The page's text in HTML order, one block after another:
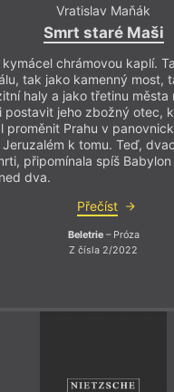
Vratislav Maňák
Smrt staré Maši
kymácel chrámovou kaplí.
tak jako kamenný most,
haly a jako třetinu města
postavit jeho zbožný otec,
proměnit Prahu v
k tomu. Teď,
připomínala spíš
dva.
Přečíst
Beletrie– Próza
Z čísla 2/2022